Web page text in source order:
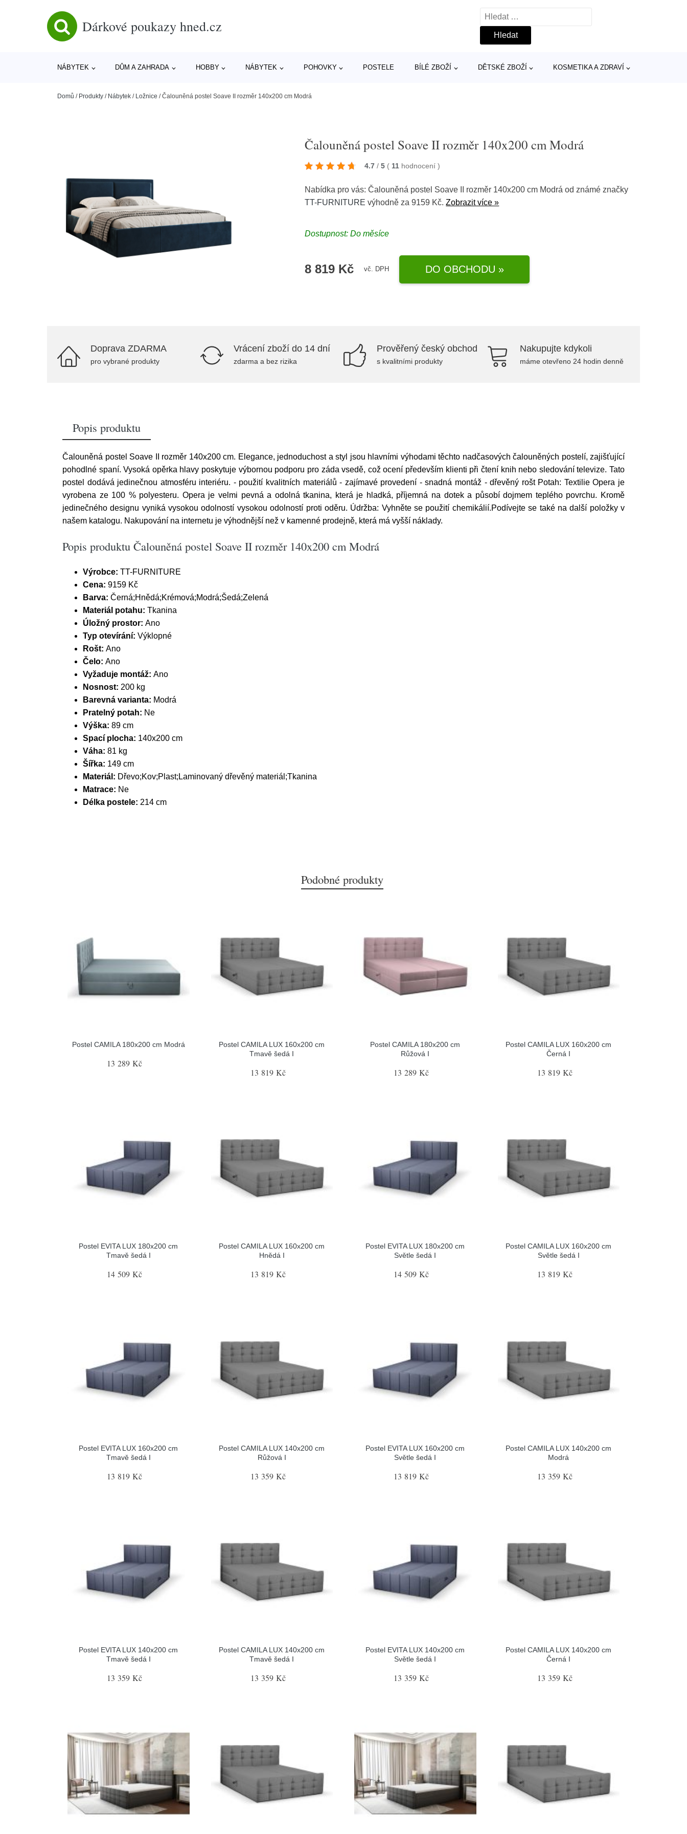
Dárkové poukazy hned.cz
Vyhledávání
NÁBYTEK DŮM A ZAHRADA HOBBY NÁBYTEK POHOVKY POSTELE BÍLÉ ZBOŽÍ DĚTSKÉ ZBOŽÍ KOSMETIKA A ZDRAVÍ
Domů / Produkty / Nábytek / Ložnice /Čalouněná postel Soave II rozměr 140x200 cm Modrá
Čalouněná postel Soave II rozměr 140x200 cm Modrá
4.7 / 5 ( 11 hodnocení)
Nabídka pro vás: Čalouněná postel Soave II rozměr 140x200 cm Modrá od známé značky
TT-FURNITURE výhodně za 9159 Kč.Zobrazit více »
Dostupnost: Do měsíce
8 819 Kč vč. DPH DO OBCHODU »
Doprava ZDARMA
pro vybrané produkty
Vrácení zboží do 14 dní
zdarma a bez rizika
Prověřený český obchod
s kvalitními produkty
Nakupujte kdykoli
máme otevřeno 24 hodin denně
Popis produktu
Čalouněná postel Soave II rozměr 140x200 cm. Elegance, jednoduchost a styl jsou hlavními výhodami těchto nadčasových čalouněných postelí, zajišťující
pohodlné spaní. Vysoká opěrka hlavy poskytuje výbornou podporu pro záda vsedě, což ocení především klienti při čtení knih nebo sledování televize. Tato
postel dodává jedinečnou atmosféru interiéru. - použití kvalitních materiálů - zajímavé provedení - snadná montáž - dřevěný rošt Potah: Textilie Opera je
vyrobena ze 100 % polyesteru. Opera je velmi pevná a odolná tkanina, která je hladká, příjemná na dotek a působí dojmem teplého povrchu. Kromě
jedinečného designu vyniká vysokou odolností vysokou odolností proti oděru. Údržba: Vyhněte se použití chemikálií.Podívejte se také na další položky v
našem katalogu. Nakupování na internetu je výhodnější než v kamenné prodejně, která má vyšší náklady.
Popis produktu Čalouněná postel Soave II rozměr 140x200 cm Modrá
Výrobce: TT-FURNITURE
Cena: 9159 Kč
Barva: Černá;Hnědá;Krémová;Modrá;Šedá;Zelená
Materiál potahu: Tkanina
Úložný prostor: Ano
Typ otevírání: Výklopné
Rošt: Ano
Čelo: Ano
Vyžaduje montáž: Ano
Nosnost: 200 kg
Barevná varianta: Modrá
Pratelný potah: Ne
Výška: 89 cm
Spací plocha: 140x200 cm
Váha: 81 kg
Šířka: 149 cm
Materiál: Dřevo;Kov;Plast;Laminovaný dřevěný materiál;Tkanina
Matrace: Ne
Délka postele: 214 cm
Podobné produkty
Postel CAMILA 180x200 cm Modrá
13 289 Kč
Postel CAMILA LUX 160x200 cm
Tmavě šedá I
13 819 Kč
Postel CAMILA 180x200 cm
Růžová I
13 289 Kč
Postel CAMILA LUX 160x200 cm
Černá I
13 819 Kč
Postel EVITA LUX 180x200 cm
Tmavě šedá I
14 509 Kč
Postel CAMILA LUX 160x200 cm
Hnědá I
13 819 Kč
Postel EVITA LUX 180x200 cm
Světle šedá I
14 509 Kč
Postel CAMILA LUX 160x200 cm
Světle šedá I
13 819 Kč
Postel EVITA LUX 160x200 cm
Tmavě šedá I
13 819 Kč
Postel CAMILA LUX 140x200 cm
Růžová I
13 359 Kč
Postel EVITA LUX 160x200 cm
Světle šedá I
13 819 Kč
Postel CAMILA LUX 140x200 cm
Modrá
13 359 Kč
Postel EVITA LUX 140x200 cm
Tmavě šedá I
13 359 Kč
Postel CAMILA LUX 140x200 cm
Tmavě šedá I
13 359 Kč
Postel EVITA LUX 140x200 cm
Světle šedá I
13 359 Kč
Postel CAMILA LUX 140x200 cm
Černá I
13 359 Kč